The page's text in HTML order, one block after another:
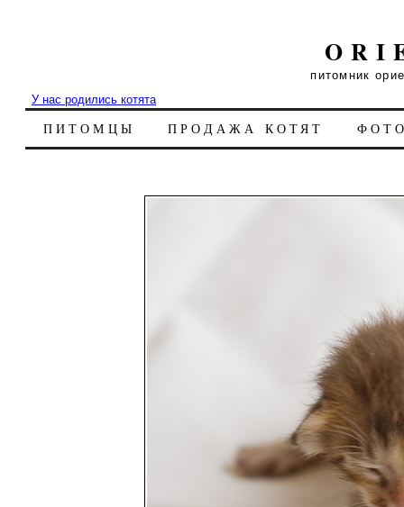
питомник
У нас родились котята
ПИТОМЦЫ ПРОДАЖА КОТЯТ